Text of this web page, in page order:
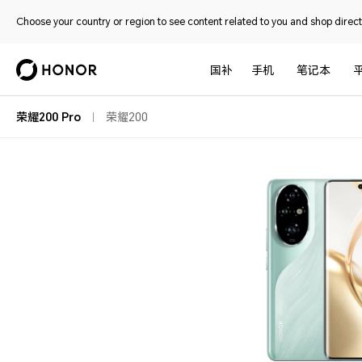
Choose your country or region to see content related to you and shop
国补 手机 笔记本
荣耀200 Pro 荣耀200